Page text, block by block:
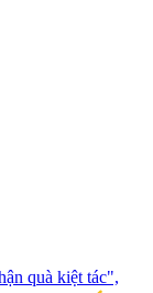
quà kiệt tác",